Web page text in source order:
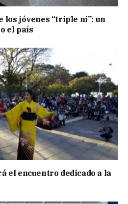
los jóvenes “triple ni”: un
el país
el encuentro dedicado a la